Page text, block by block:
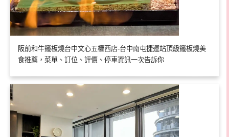
阪前和牛鐵板燒台中文心五權西店-台中南屯捷運站頂級鐵板燒美
食推薦，菜單、訂位、評價、停車資訊一次告訴你